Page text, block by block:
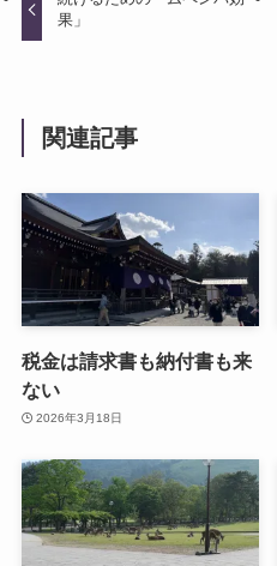
果」
関連記事
税金は請求書も納付書も来
ない
2026年3月18日